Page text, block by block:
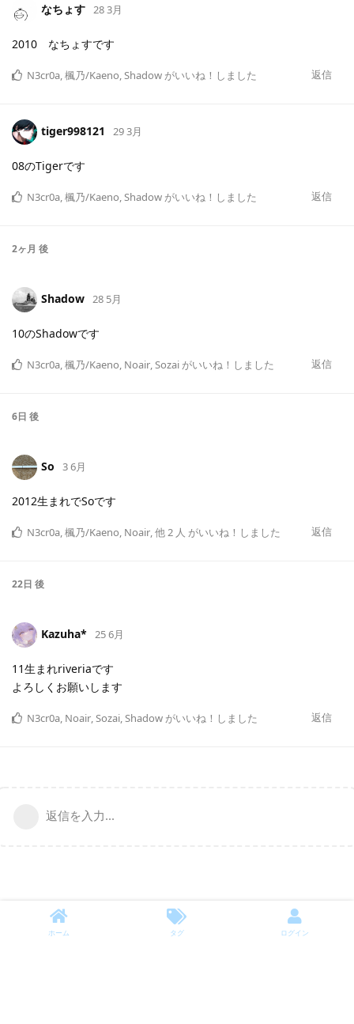
なちょす 28 3月
2010 なちょすです
返信
N3cr0a,楓乃/Kaeno,Shadow がいいね！しました
tiger998121 29 3月
08のTigerです
返信
N3cr0a,楓乃/Kaeno,Shadow がいいね！しました
2ヶ月 後
Shadow 28 5月
10のShadowです
返信
N3cr0a,楓乃/Kaeno, Noair,Sozai がいいね！しました
6日 後
So 3 6月
2012生まれでSoです
返信
N3cr0a,楓乃/Kaeno, Noair,他2 人 がいいね！しました
22日 後
Kazuha* 25 6月
11生まれriveriaです
よろしくお願いします
返信
N3cr0a, Noair,Sozai,Shadow がいいね！しました
返信を入力...
ホーム タグ ログイン